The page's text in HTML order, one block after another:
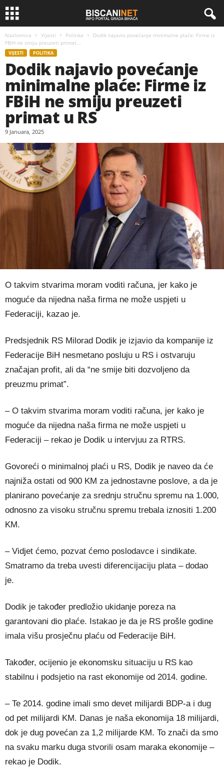
Naslovnica Vijesti Politika
Dodik najavio povećanje minimalne plaće: Firme iz
FBiH ne smiju preuzeti primat...
VIJESTI POLITIKA
Dodik najavio povećanje
minimalne plaće: Firme iz
FBiH ne smiju preuzeti
primat u RS
9 Januara, 2025
O takvim stvarima moram voditi računa, jer kako je
moguće da nijedna naša firma ne može uspjeti u
Federaciji, kazao je.
Predsjednik RS Milorad Dodik je izjavio da kompanije iz
Federacije BiH nesmetano posluju u RS i ostvaruju
značajan profit, ali da “ne smije biti dozvoljeno da
preuzmu primat”.
– O takvim stvarima moram voditi računa, jer kako je
moguće da nijedna naša firma ne može uspjeti u
Federaciji – rekao je Dodik u intervjuu za RTRS.
Govoreći o minimalnoj plaći u RS, Dodik je naveo da će
najniža ostati od 900 KM za jednostavne poslove, a da je
planirano povećanje za srednju stručnu spremu na 1.000,
odnosno za visoku stručnu spremu trebala iznositi 1.200
KM.
– Vidjet ćemo, pozvat ćemo poslodavce i sindikate.
Smatramo da treba uvesti diferencijaciju plata – dodao
je.
Dodik je također predložio ukidanje poreza na
garantovani dio plaće. Istakao je da je RS prošle godine
imala višu prosječnu plaću od Federacije BiH.
Također, ocijenio je ekonomsku situaciju u RS kao
stabilnu i podsjetio na rast ekonomije od 2014. godine.
– Te 2014. godine imali smo devet milijardi BDP-a i dug
od pet milijardi KM. Danas je naša ekonomija 18 milijardi,
dok je dug povećan za 1,2 milijarde KM. To znači da smo
na svaku marku duga stvorili osam maraka ekonomije –
rekao je Dodik.